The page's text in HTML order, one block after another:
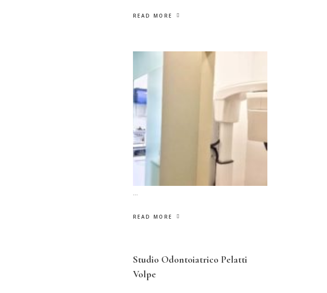
READ MORE
…
READ MORE
Studio Odontoiatrico Pelatti
Volpe